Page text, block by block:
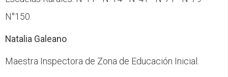
N°150.
Natalia Galeano
Maestra Inspectora de Zona de Educación Inicial.